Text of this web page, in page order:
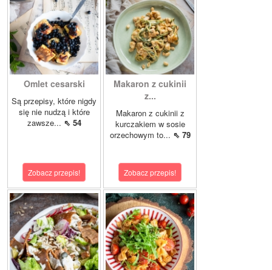
Omlet cesarski
Są przepisy, które nigdy
się nie nudzą i które
zawsze... ⇖ 54
Zobacz przepis!
Makaron z cukinii
z...
Makaron z cukinii z
kurczakiem w sosie
orzechowym to... ⇖ 79
Zobacz przepis!